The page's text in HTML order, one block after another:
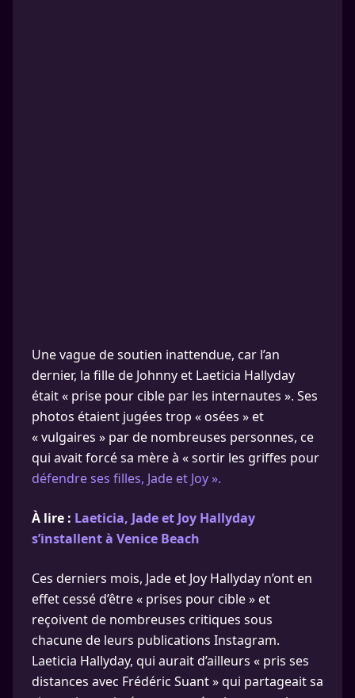
Une vague de soutien inattendue, car l’an
dernier, la fille de Johnny et Laeticia Hallyday
était « prise pour cible par les internautes ». Ses
photos étaient jugées trop « osées » et
« vulgaires » par de nombreuses personnes, ce
qui avait forcé sa mère à « sortir les griffes pour
défendre ses filles, Jade et Joy ».
À lire : Laeticia, Jade et Joy Hallyday
s’installent à Venice Beach
Ces derniers mois, Jade et Joy Hallyday n’ont en
effet cessé d’être « prises pour cible » et
reçoivent de nombreuses critiques sous
chacune de leurs publications Instagram.
Laeticia Hallyday, qui aurait d’ailleurs « pris ses
distances avec Frédéric Suant » qui partageait sa